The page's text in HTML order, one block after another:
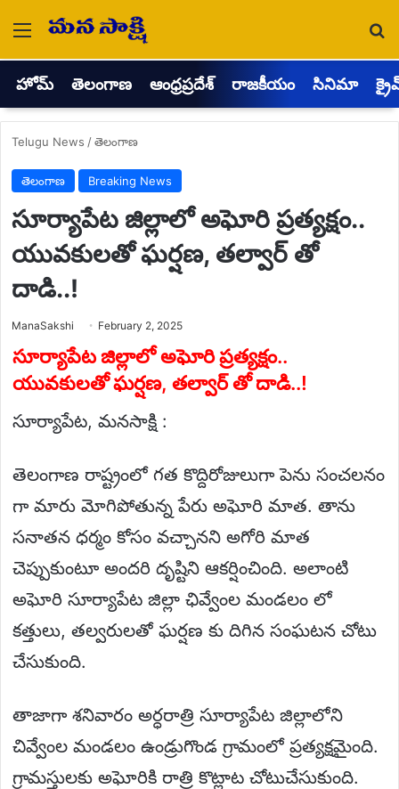
Menu
హోమ్ తెలంగాణ ఆంధ్రప్రదేశ్ రాజకీయం సినిమా
Telugu News /తెలంగాణ
తెలంగాణ Breaking News
సూర్యాపేట జిల్లాలో అఘోరి ప్రత్యక్షం..
యువకులతో ఘర్షణ, తల్వార్ తో
దాడి..!
ManaSakshi Send
email
February 2, 2025
సూర్యాపేట జిల్లాలో అఘోరి ప్రత్యక్షం..
యువకులతో ఘర్షణ, తల్వార్ తో దాడి..!
సూర్యాపేట, మనసాక్షి :
తెలంగాణ రాష్ట్రంలో గత కొద్దిరోజులుగా పెను సంచలనం
గా మారు మోగిపోతున్న పేరు అఘోరి మాత. తాను
సనాతన ధర్మం కోసం వచ్చానని అగోరి మాత
చెప్పుకుంటూ అందరి దృష్టిని ఆకర్షించింది. అలాంటి
అఘోరి సూర్యాపేట జిల్లా ఛివ్వేంల మండలం లో
కత్తులు, తల్వరులతో ఘర్షణ కు దిగిన సంఘటన చోటు
చేసుకుంది.
తాజాగా శనివారం అర్ధరాత్రి సూర్యాపేట జిల్లాలోని
చివ్వేంల మండలం ఉండ్రుగొండ గ్రామంలో ప్రత్యక్షమైంది.
గ్రామస్తులకు అఘోరికి రాత్రి కొట్లాట చోటుచేసుకుంది.